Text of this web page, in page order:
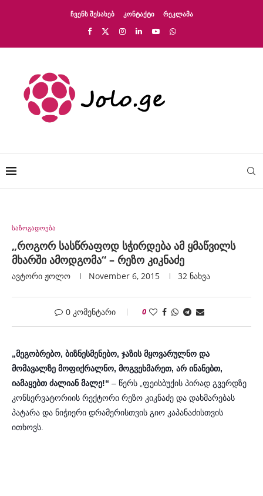
ᲩᲕᲔᲜᲡ ᲨᲔᲡᲐᲮᲔᲑ ᲙᲝᲜᲢᲐᲥᲢᲘ ᲠᲔᲙᲚᲐᲛᲐ
საზოგადოება
„როგორ სასწრაფოდ სჭირდება ამ ყმაწვილს
მხარში ამოდგომა“ – რეზო კიკნაძე
ავტორი Ჟოლო November 6, 2015 32 ნახვა
0 კომენტარი 0
„მეგობრებო, ბიზნესმენებო, ჯაზის მყოვარულნო და
მომავალზე მოფიქრალნო, მოგვეხმარეთ, არ ინანებთ,
იამაყებთ ძალიან მალე!“ – წერს „ფეისბუქის პირად გვერდზე
კონსერვატორიის რექტორი რეზო კიკნაძე და დახმარებას
პატარა და ნიჭიერი დრამერისთვის გიო კაპანაძისთვის
ითხოვს.